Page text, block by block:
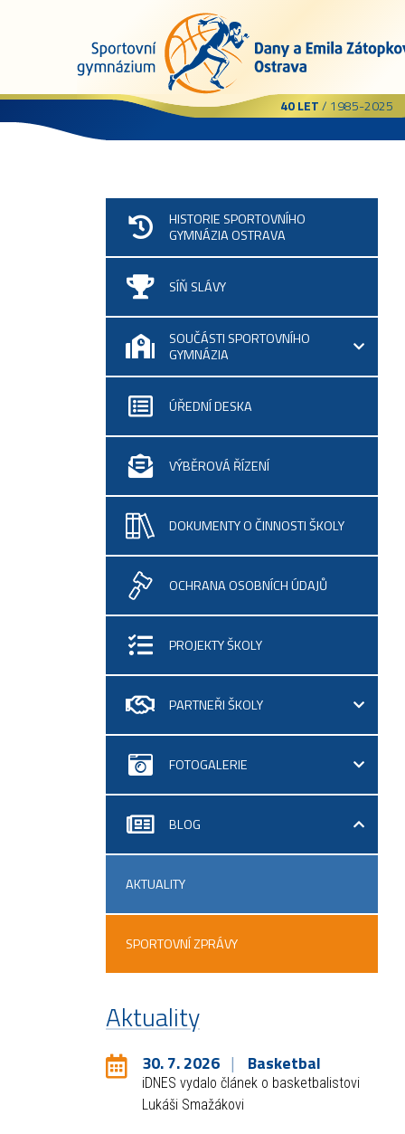
40 LET/ 1985-2025
HISTORIE SPORTOVNÍHO
GYMNÁZIA OSTRAVA
SÍŇ SLÁVY
SOUČÁSTI SPORTOVNÍHO
GYMNÁZIA
ÚŘEDNÍ DESKA
VÝBĚROVÁ ŘÍZENÍ
DOKUMENTY O ČINNOSTI ŠKOLY
OCHRANA OSOBNÍCH ÚDAJŮ
PROJEKTY ŠKOLY
PARTNEŘI ŠKOLY
FOTOGALERIE
BLOG
AKTUALITY
SPORTOVNÍ ZPRÁVY
Aktuality
30. 7. 2026 Basketbal
iDNES vydalo článek o basketbalistovi
Lukáši Smažákovi